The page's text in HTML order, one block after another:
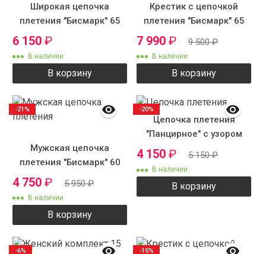
Широкая цепочка
плетения "Бисмарк" 65
см 12 мм 110 г.
6 150 ₽
В наличии
В корзину
Крестик с цепочкой
плетения "Бисмарк" 65
см 12 мм 120 грамм
7 990 ₽ 9 500₽
В наличии
В корзину
Мужская цепочка
плетения "Бисмарк" 60
4 750 ₽ 5 950₽
В наличии
В корзину
-21%
Цепочка плетения
"Панцирное" с узором
4 150 ₽ 5 150₽
В наличии
В корзину
-20%
-6% -15%